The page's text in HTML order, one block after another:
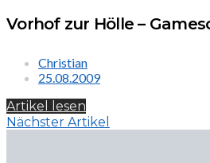
Vorhof zur Hölle –
Christian
25.08.2009
Artikel lesen
Nächster Artikel